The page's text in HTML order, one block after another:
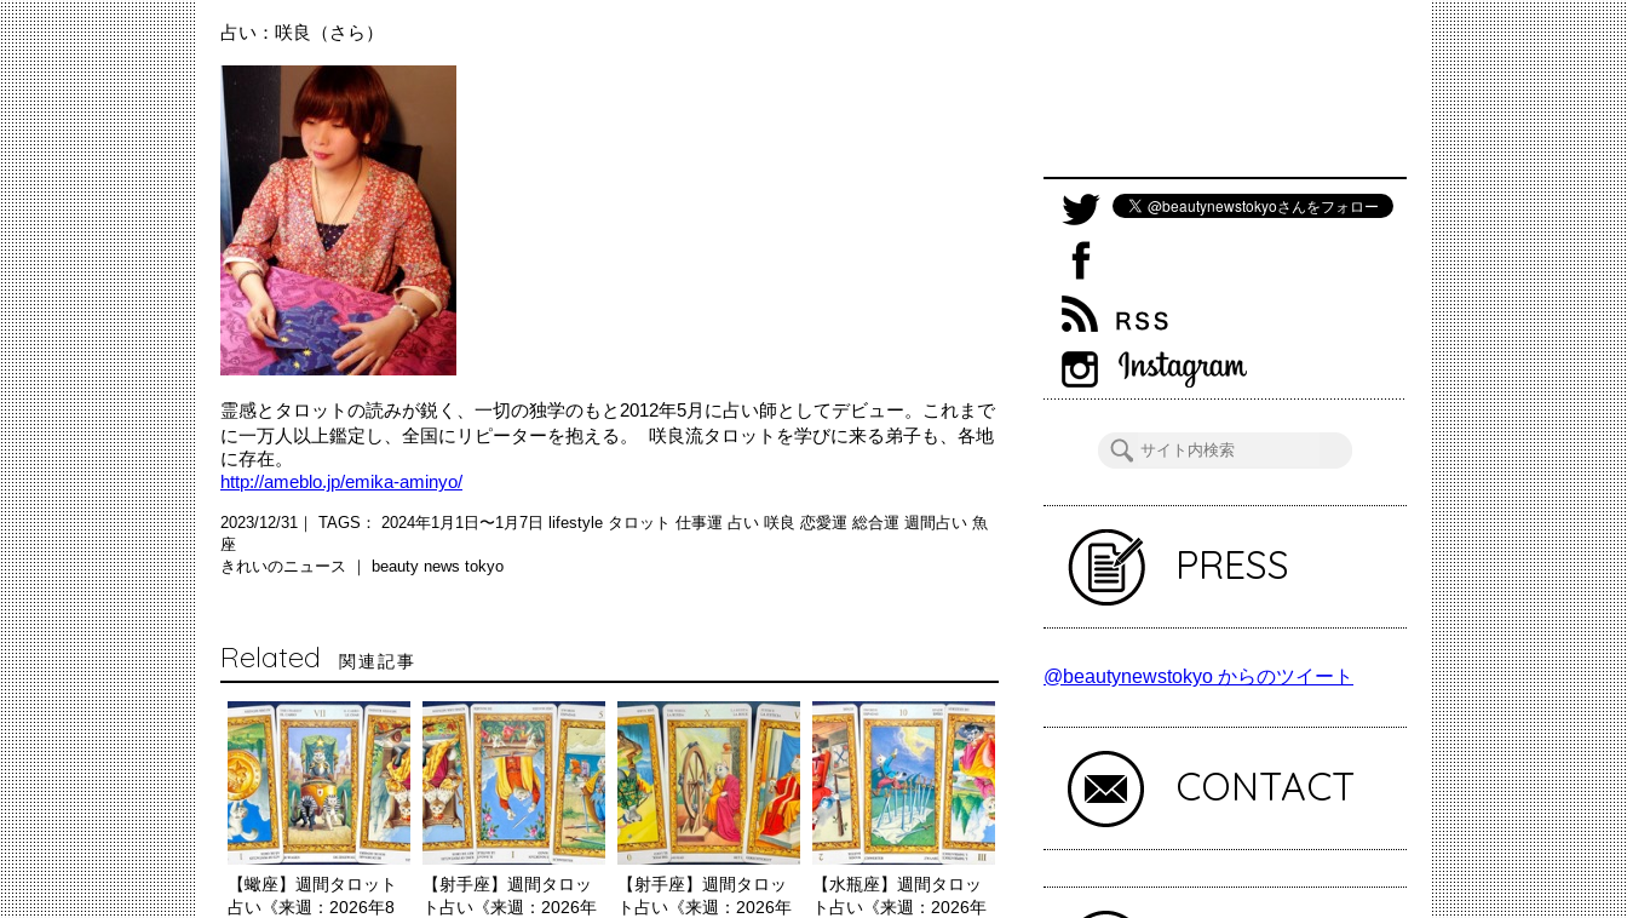
占い：咲良（さら）
霊感とタロットの読みが鋭く、一切の独学のもと2012年5月に占い師としてデビュー。これまで
に一万人以上鑑定し、全国にリピーターを抱える。 咲良流タロットを学びに来る弟子も、各地
に存在。
http://ameblo.jp/emika-aminyo/
2023/12/31｜ TAGS： 2024年1月1日〜1月7日 lifestyle タロット 仕事運 占い 咲良 恋愛運 総合運 週間占い 魚
座
きれいのニュース ｜ beauty news tokyo
Related 関連記事
【蠍座】週間タロット
占い《来週：2026年8
【射手座】週間タロッ
ト占い《来週：2026年
【射手座】週間タロッ
ト占い《来週：2026年
【水瓶座】週間タロッ
ト占い《来週：2026年
PRESS
@beautynewstokyo からのツイート
CONTACT